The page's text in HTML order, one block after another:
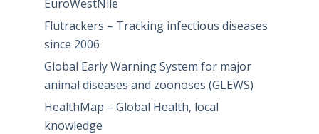
EuroWestNile
Flutrackers – Tracking infectious diseases
since 2006
Global Early Warning System for major
animal diseases and zoonoses (GLEWS)
HealthMap – Global Health, local
knowledge